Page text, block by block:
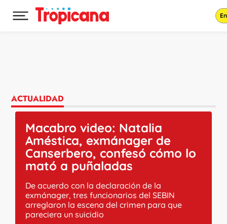
Desplegar menú principal
ACTUALIDAD
Macabro video: Natalia
Améstica, exmánager de
Canserbero, confesó cómo lo
mató a puñaladas
De acuerdo con la declaración de la
exmánager, tres funcionarios del SEBIN
arreglaron la escena del crimen para que
pareciera un suicidio